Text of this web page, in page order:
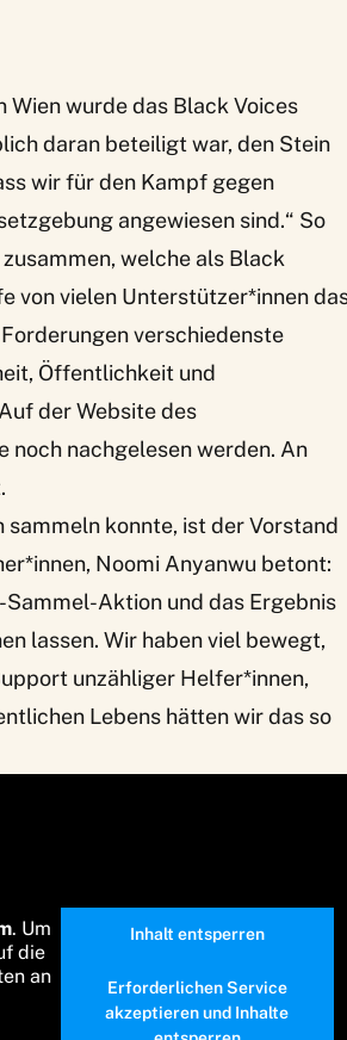
wurde das Black Voices
daran beteiligt war, den Stein
wir für den Kampf gegen
angewiesen sind.“ So
welche als Black
von vielen Unterstützer*innen
verschiedenste
Öffentlichkeit und
derWebsite des
noch nachgelesen werden. An
konnte, ist der Vorstand
Noomi Anyanwu betont:
Aktion und das Ergebnis
lassen. Wir haben viel bewegt,
unzähliger Helfer*innen,
Lebens hätten wir das so
. Um
die
an
Inhalt entsperren
Erforderlichen Service
akzeptieren und Inhalte